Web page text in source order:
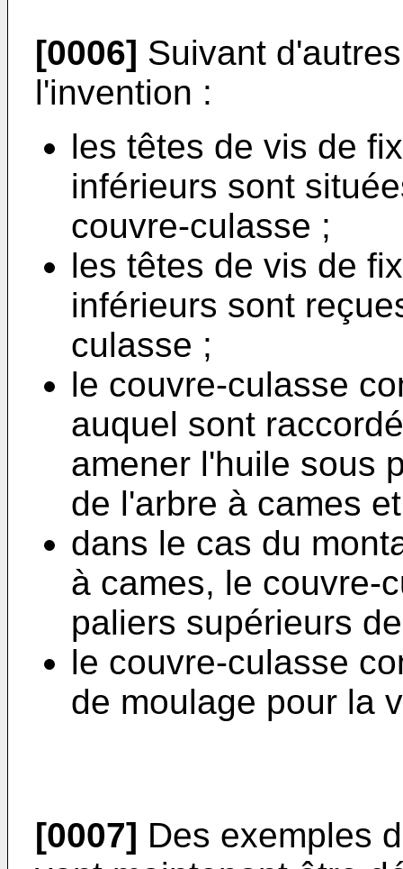
[0006] Suivant
l'invention :
les têtes de vis de
inférieurs sont
couvre-culasse ;
les têtes de vis de
inférieurs sont
culasse ;
le couvre-culasse
auquel sont
amener l'huile sous
de l'arbre à cames
dans le cas du
à cames, le couvre-
paliers supérieurs
le couvre-culasse
de moulage pour la
[0007] Des exemples